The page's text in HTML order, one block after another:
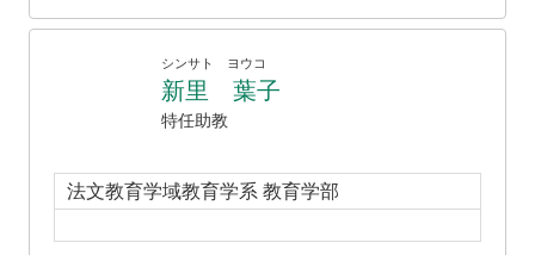
シンサト ヨウコ
新里 葉子
特任助教
法文教育学域教育学系 教育学部